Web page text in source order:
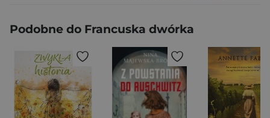
Podobne do Francuska dwórka